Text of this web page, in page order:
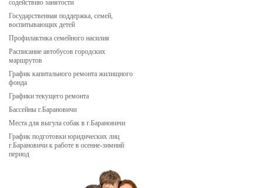
содействию занятости
Государственная поддержка, семей,
воспитывающих детей
Профилактика семейного насилия
Расписание автобусов городских
маршрутов
График капитального ремонта жилищного
фонда
Графики текущего ремонта
Бассейны г.Барановичи
Места для выгула собак в г.Барановичи
График подготовки юридических лиц
г.Барановичи к работе в осенне-зимний
период